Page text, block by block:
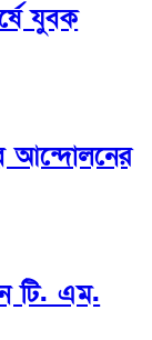
যুবক
আন্দোলনের
টি. এম.